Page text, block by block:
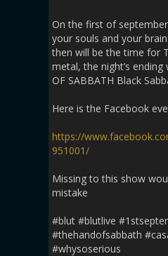
On the first of
your souls and your
then will be the time for
metal, the night’s
OF SABBATH Black
Here is the Facebook
https://
951001/
Missing to this show
mistake
#blut #blutlive
#thehandofsabbath
#whysoserious